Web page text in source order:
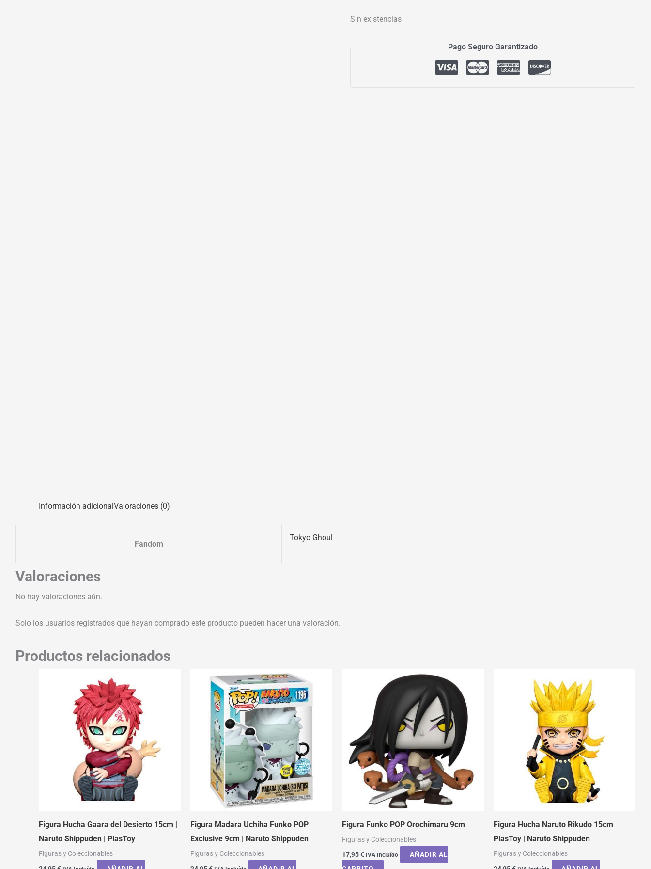
Sin existencias
Pago Seguro Garantizado
Información adicionalValoraciones (0)
Fandom
Tokyo Ghoul
Valoraciones
No hay valoraciones aún.
Solo los usuarios registrados que hayan comprado este producto pueden hacer una valoración.
Productos relacionados
Figura Hucha Gaara del Desierto 15cm |
Naruto Shippuden | PlasToy
Figuras y Coleccionables
Figura Madara Uchiha Funko POP
Exclusive 9cm | Naruto Shippuden
Figuras y Coleccionables
Figura Funko POP Orochimaru 9cm
Figuras y Coleccionables
17,95€ IVA Incluído
AÑADIR AL
Figura Hucha Naruto Rikudo 15cm
PlasToy | Naruto Shippuden
Figuras y Coleccionables